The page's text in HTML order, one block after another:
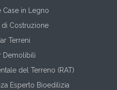
Case in Legno
di Costruzione
Terreni
Demolibili
del Terreno (RAT)
Esperto Bioedilizia